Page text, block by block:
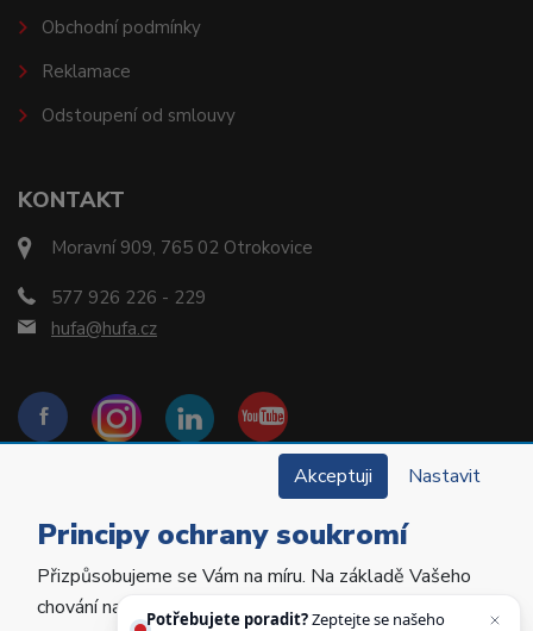
KONTAKT
Moravní 909, 765 02 Otrokovice
577 926 226 - 229
hufa@hufa.cz
Obchodní podmínky
Reklamace
Odstoupení od smlouvy
Copyright © 2022 Hu-Fa Dental a.s. Všechna práva
vyhrazena.
Akceptuji Nastavit
Principy ochrany soukromí
Přizpůsobujeme se Vám na míru. Na základě Vašeho
chování na webu personalizujeme jeho obsah a
Potřebujete poradit?Zeptejte se našeho